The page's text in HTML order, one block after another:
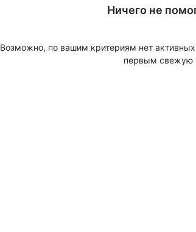
Ничего не
Возможно, по вашим критериям нет
первым свежую